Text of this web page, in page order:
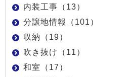
内装工事（13）
分譲地情報（101）
収納（19）
吹き抜け（11）
和室（17）